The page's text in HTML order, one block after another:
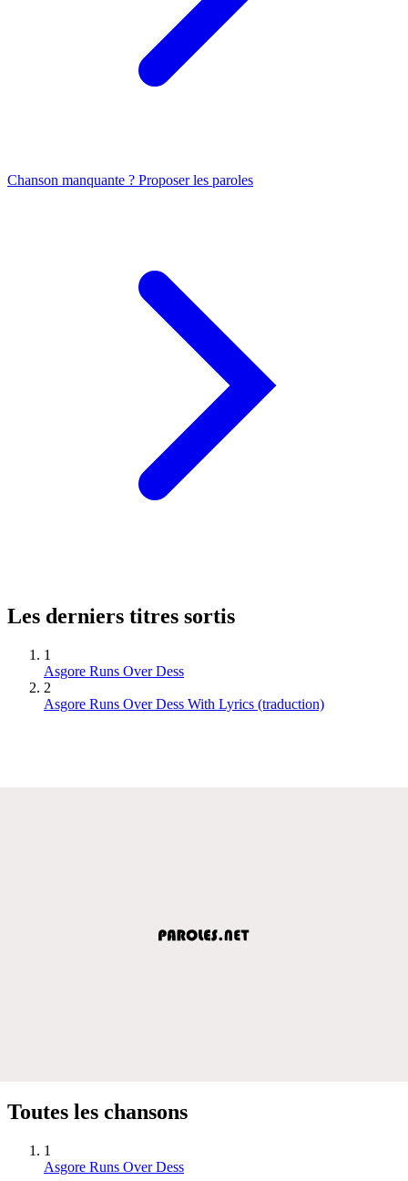
Chanson manquante ? Proposer les paroles
Les derniers titres sortis
1
Asgore Runs Over Dess
2
Asgore Runs Over Dess With Lyrics (traduction)
Toutes les chansons
1
Asgore Runs Over Dess